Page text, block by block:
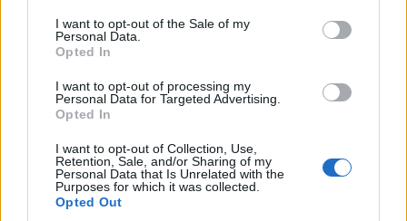
I want to opt-out of the Sale of my
Personal Data.
Opted In
I want to opt-out of processing my
Personal Data for Targeted Advertising.
Opted In
I want to opt-out of Collection, Use,
Retention, Sale, and/or Sharing of my
Personal Data that Is Unrelated with the
Purposes for which it was collected.
Opted Out
Ετικέτα:3d εκτυπωτης
Εκτυπώστε τα παιχνίδια των παιδιών σας με το Mattel
Αν δεν έχετε ακούσει ποτέ για τους τρισδιάστατους εκτυπωτές ή
αλλιώς "3D printers", ήρθε η ώρα να τους …
17 Φεβρουαρίου 2016